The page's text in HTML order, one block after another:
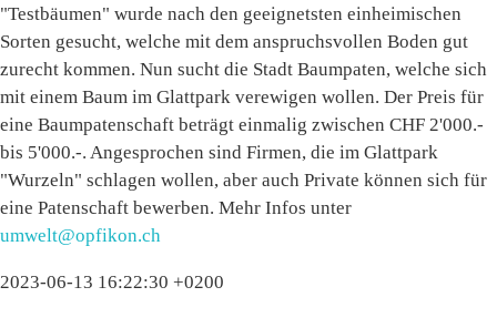
"Testbäumen" wurde nach den geeignetsten einheimischen
Sorten gesucht, welche mit dem anspruchsvollen Boden gut
zurecht kommen. Nun sucht die Stadt Baumpaten, welche sich
mit einem Baum im Glattpark verewigen wollen. Der Preis für
eine Baumpatenschaft beträgt einmalig zwischen CHF 2'000.-
bis 5'000.-. Angesprochen sind Firmen, die im Glattpark
"Wurzeln" schlagen wollen, aber auch Private können sich für
eine Patenschaft bewerben. Mehr Infos unter
umwelt@opfikon.ch
2023-06-13 16:22:30 +0200